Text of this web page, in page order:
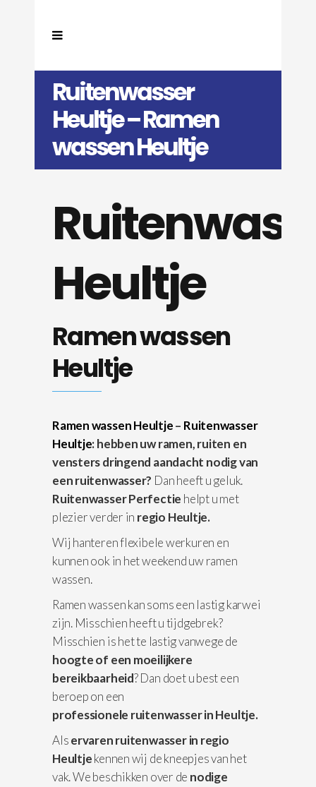
Ruitenwasser
Heultje – Ramen
wassen Heultje
Heultje
Ramen wassen
Heultje
Ramen wassen Heultje– Ruitenwasser
Heultje: hebben uw ramen, ruiten en
vensters dringend aandacht nodig van
een ruitenwasser? Dan heeft u geluk.
Ruitenwasser Perfectie helpt u met
plezier verder in regio Heultje.
Wij hanteren flexibele werkuren en
kunnen ook in het weekend uw ramen
wassen.
Ramen wassen kan soms een lastig karwei
zijn. Misschien heeft u tijdgebrek?
Misschien is het te lastig vanwege de
hoogte of een moeilijkere
bereikbaarheid? Dan doet u best een
beroep on een
professionele ruitenwasser in Heultje.
Alservaren ruitenwasser in regio
Heultjekennen wij de kneepjes van het
vak. We beschikken over de nodige